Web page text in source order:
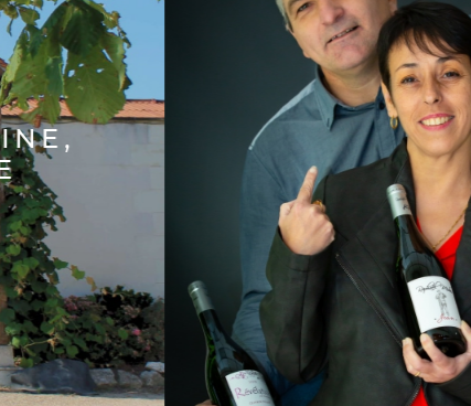
DU
PRÈS DE
DANS LE
Vins rouges –
*L'abus d'alcool est dangereux pour la santé,